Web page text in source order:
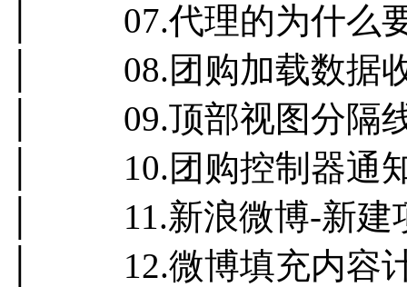
│ 07.代理的为什么要
│ 08.团购加载数据收
│ 09.顶部视图分隔线
│ 10.团购控制器通知
│ 11.新浪微博-新建
│ 12.微博填充内容计